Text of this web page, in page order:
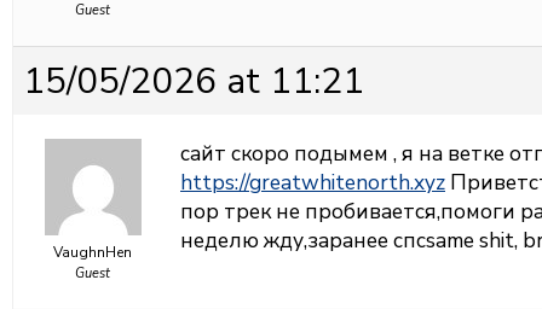
Guest
15/05/2026 at 11:21
VaughnHen
Guest
сайт скоро подымем , я на ветке
https://greatwhitenorth.xyz
пор трек не пробивается,помоги
неделю жду,заранее спсsame shit,